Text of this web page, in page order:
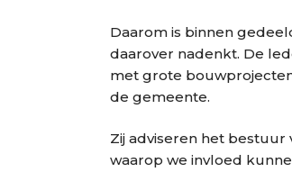
Daarom is binnen
daarover nadenkt. De
met grote
de gemeente.
Zij adviseren het
waarop we invloed